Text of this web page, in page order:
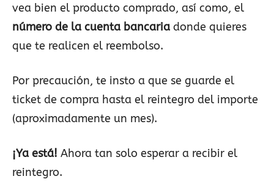
vea bien el producto comprado, así como, el
número de la cuenta bancaria donde quieres
que te realicen el reembolso.
Por precaución, te insto a que se guarde el
ticket de compra hasta el reintegro del importe
(aproximadamente un mes).
¡Ya está! Ahora tan solo esperar a recibir el
reintegro.